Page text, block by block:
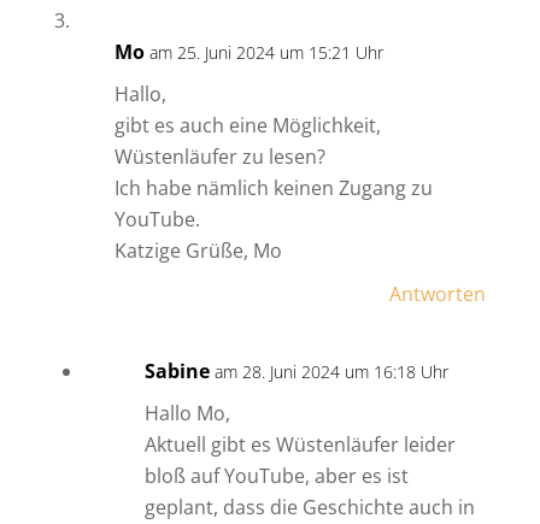
Mo am 25. Juni 2024 um 15:21 Uhr
Hallo,
gibt es auch eine Möglichkeit,
Wüstenläufer zu lesen?
Ich habe nämlich keinen Zugang zu
YouTube.
Katzige Grüße, Mo
Antworten
Sabine am 28. Juni 2024 um 16:18 Uhr
Hallo Mo,
Aktuell gibt es Wüstenläufer leider
bloß auf YouTube, aber es ist
geplant, dass die Geschichte auch in